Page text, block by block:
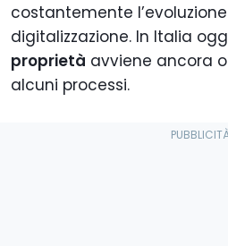
costantemente
digitalizzazione. In Italia
proprietà avviene ancora
alcuni processi.